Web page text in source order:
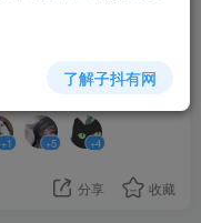
+1 +5 +4
分享 收藏
了解子抖有网